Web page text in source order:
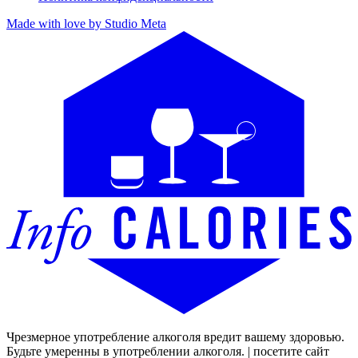
Made with love by Studio Meta
Чрезмерное употребление алкоголя вредит вашему здоровью.
Будьте умеренны в употреблении алкоголя. | посетите сайт